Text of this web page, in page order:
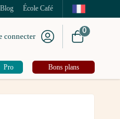
Blog École Café
connecter
0
Pro Bons plans